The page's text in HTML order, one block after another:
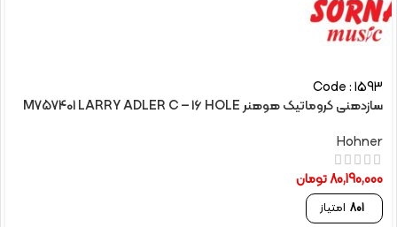
Code : 1593
سازدهنی کروماتیک هوهنر M757401 LARRY ADLER C – 16 HOLE
Hohner
80,190,000تومان
801 امتیاز